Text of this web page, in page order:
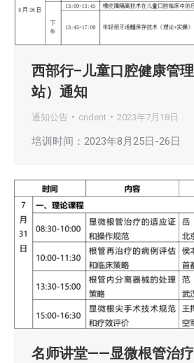
西部行–儿童口腔健康管
站）通知
通知公告 cndent 2023年7月18日
培训时间：2023年8月25日-26日
名师讲堂——显微根管治